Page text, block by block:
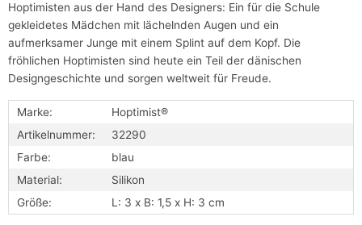
Hoptimisten aus der Hand des Designers: Ein für die Schule
gekleidetes Mädchen mit lächelnden Augen und ein
aufmerksamer Junge mit einem Splint auf dem Kopf. Die
fröhlichen Hoptimisten sind heute ein Teil der dänischen
Designgeschichte und sorgen weltweit für Freude.
Marke:
Hoptimist®
Artikelnummer:
32290
Farbe:
blau
Material:
Silikon
Größe:
L: 3 x B: 1,5 x H: 3 cm